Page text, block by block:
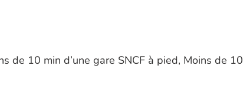
de 10 min d’une gare SNCF à pied, Moins de 10